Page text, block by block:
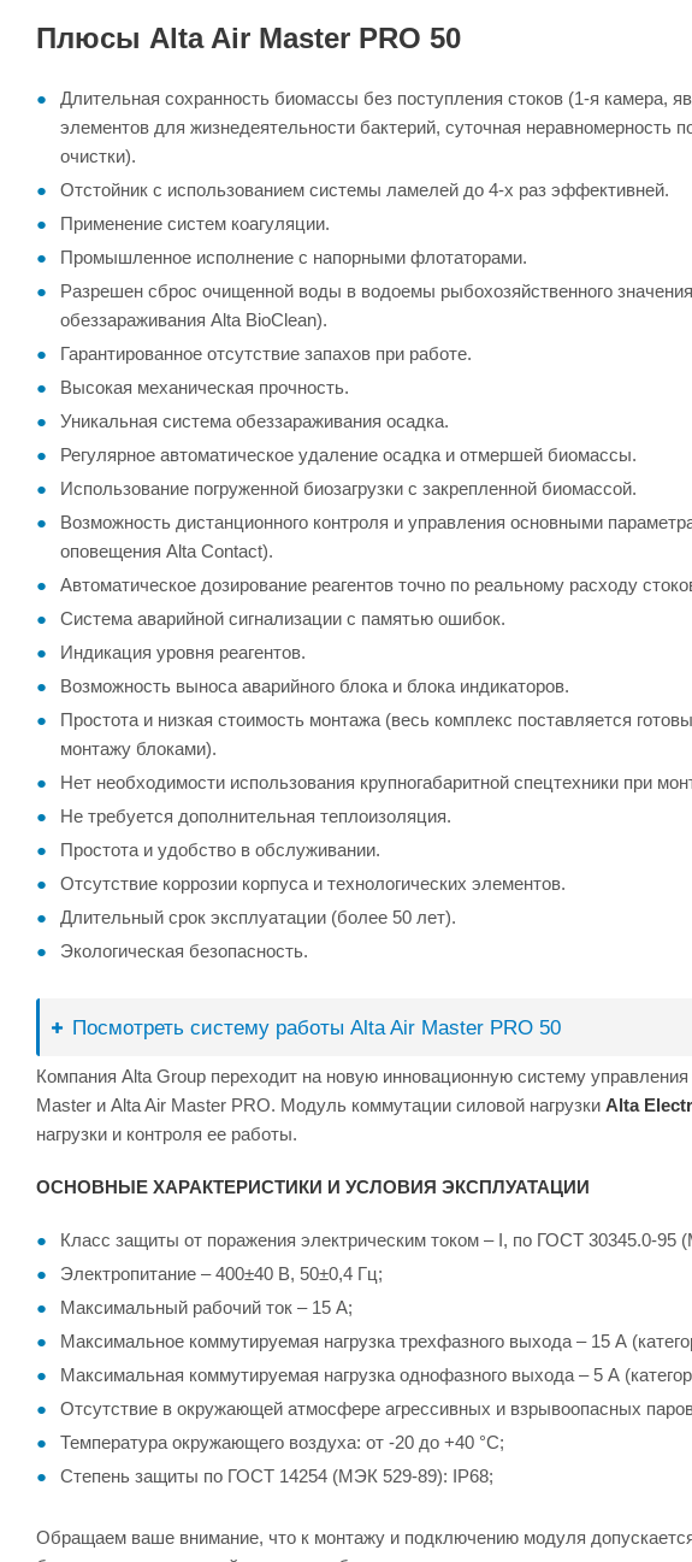
Плюсы Alta Air Master PRO 50
Длительная сохранность биомассы без поступления стоков (1-я камера,
элементов для жизнедеятельности бактерий, суточная неравномерность
очистки).
Отстойник с использованием системы ламелей до 4-х раз эффективней.
Применение систем коагуляции.
Промышленное исполнение с напорными флотаторами.
Разрешен сброс очищенной воды в водоемы рыбохозяйственного
обеззараживания Alta BioClean).
Гарантированное отсутствие запахов при работе.
Высокая механическая прочность.
Уникальная система обеззараживания осадка.
Регулярное автоматическое удаление осадка и отмершей биомассы.
Использование погруженной биозагрузки с закрепленной биомассой.
Возможность дистанционного контроля и управления основными
оповещения Alta Contact).
Автоматическое дозирование реагентов точно по реальному расходу
Система аварийной сигнализации с памятью ошибок.
Индикация уровня реагентов.
Возможность выноса аварийного блока и блока индикаторов.
Простота и низкая стоимость монтажа (весь комплекс поставляется
монтажу блоками).
Нет необходимости использования крупногабаритной спецтехники при
Не требуется дополнительная теплоизоляция.
Простота и удобство в обслуживании.
Отсутствие коррозии корпуса и технологических элементов.
Длительный срок эксплуатации (более 50 лет).
Экологическая безопасность.
Посмотреть систему работы Alta Air Master PRO 50
Компания Alta Group переходит на новую инновационную систему
Master и Alta Air Master PRO. Модуль коммутации силовой нагрузки Alta
нагрузки и контроля ее работы.
ОСНОВНЫЕ ХАРАКТЕРИСТИКИ И УСЛОВИЯ ЭКСПЛУАТАЦИИ
Класс защиты от поражения электрическим током – I, по ГОСТ 30345.0-95
Электропитание – 400±40 В, 50±0,4 Гц;
Максимальный рабочий ток – 15 А;
Максимальное коммутируемая нагрузка трехфазного выхода – 15 А
Максимальная коммутируемая нагрузка однофазного выхода – 5 А
Отсутствие в окружающей атмосфере агрессивных и взрывоопасных паров
Температура окружающего воздуха: от -20 до +40 °С;
Степень защиты по ГОСТ 14254 (МЭК 529-89): IP68;
Обращаем ваше внимание, что к монтажу и подключению модуля